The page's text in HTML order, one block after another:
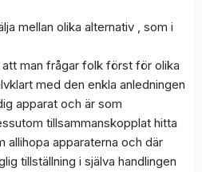
mellan olika alternativ , som i
man frågar folk först för olika
med den enkla anledningen
apparat och är som
tillsammanskopplat hitta
allihopa apparaterna och där
tillställning i själva handlingen